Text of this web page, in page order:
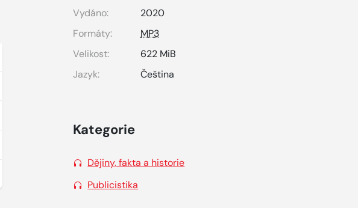
Vydáno:
2020
Formáty:
MP3
Velikost:
622 MiB
Jazyk:
Čeština
Kategorie
Dějiny, fakta a historie
Publicistika